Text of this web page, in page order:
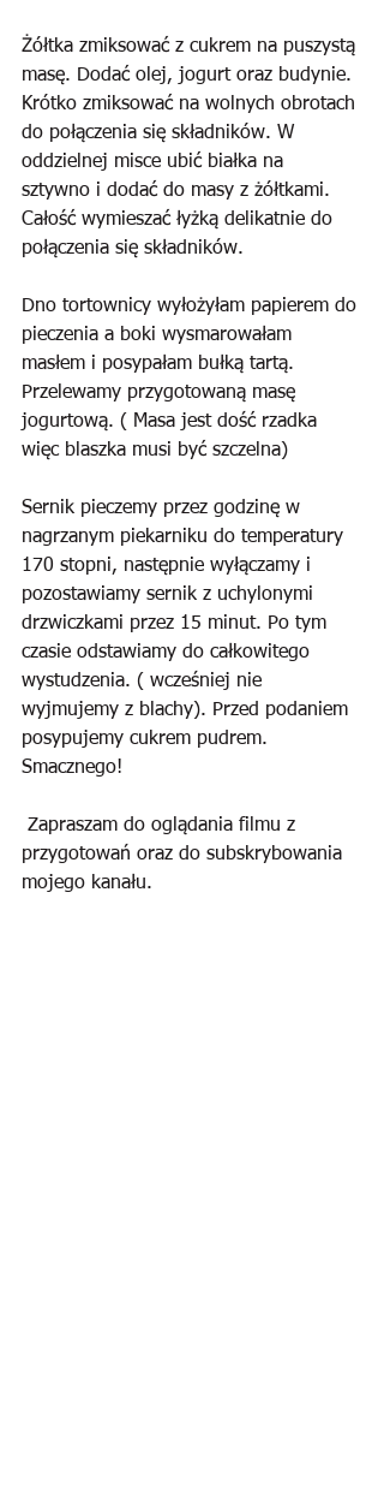
Żółtka zmiksować z cukrem na puszystą
masę. Dodać olej, jogurt oraz budynie.
Krótko zmiksować na wolnych obrotach
do połączenia się składników. W
oddzielnej misce ubić białka na
sztywno i dodać do masy z żółtkami.
Całość wymieszać łyżką delikatnie do
połączenia się składników.
Dno tortownicy wyłożyłam papierem do
pieczenia a boki wysmarowałam
masłem i posypałam bułką tartą.
Przelewamy przygotowaną masę
jogurtową. ( Masa jest dość rzadka
więc blaszka musi być szczelna)
Sernik pieczemy przez godzinę w
nagrzanym piekarniku do temperatury
170 stopni, następnie wyłączamy i
pozostawiamy sernik z uchylonymi
drzwiczkami przez 15 minut. Po tym
czasie odstawiamy do całkowitego
wystudzenia. ( wcześniej nie
wyjmujemy z blachy). Przed podaniem
posypujemy cukrem pudrem.
Smacznego!
przygotowań oraz do subskrybowania
mojego kanału.